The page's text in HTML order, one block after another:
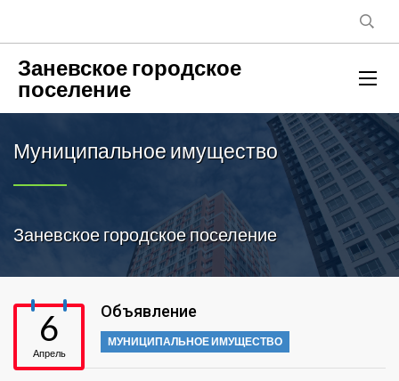
Заневское городское
поселение
Муниципальное имущество
Заневское городское поселение
6
Апрель
Объявление
МУНИЦИПАЛЬНОЕ ИМУЩЕСТВО